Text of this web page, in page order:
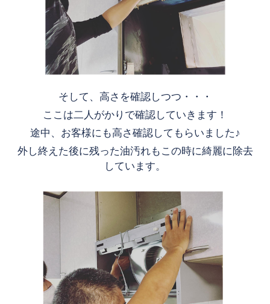
そして、高さを確認しつつ・・・
ここは二人がかりで確認していきます！
途中、お客様にも高さ確認してもらいました♪
外し終えた後に残った油汚れもこの時に綺麗に除去
しています。